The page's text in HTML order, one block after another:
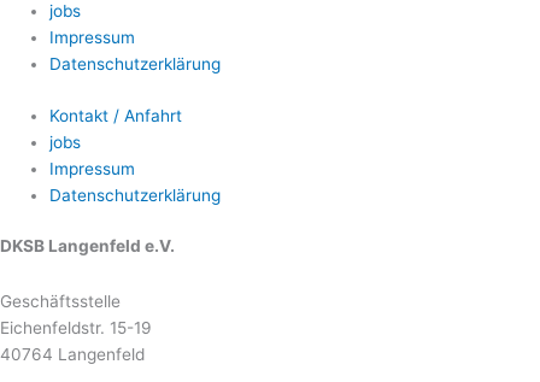
jobs
Impressum
Datenschutzerklärung
Kontakt / Anfahrt
jobs
Impressum
Datenschutzerklärung
DKSB Langenfeld e.V.
Geschäftsstelle
Eichenfeldstr. 15-19
40764 Langenfeld